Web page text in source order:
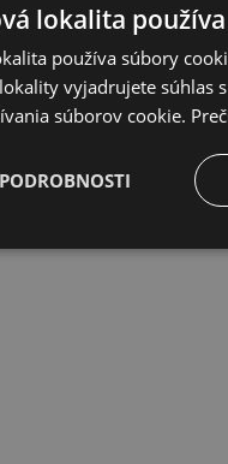
lokalita
používa súbory
vyjadrujete súhlas
súborov cookie.